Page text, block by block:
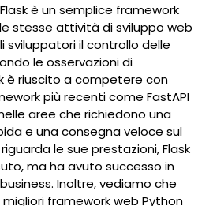
è un semplice framework
stesse attività di sviluppo web
sviluppatori il controllo delle
le osservazioni di
è riuscito a competere con
più recenti come FastAPI
aree che richiedono una
e una consegna veloce sul
le sue prestazioni, Flask
ma ha avuto successo in
Inoltre, vediamo che
migliori framework web Python